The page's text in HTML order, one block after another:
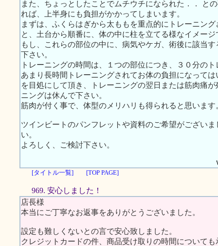
また、ちょっとしたことでムチウチになられた．． と
れば、上半身にも負担がかかってしまいます。
まずは、ふくらはぎから太ももを重点的にトレーニン
と、土台から順番に、体の中に柱を立てる様なイメー
もし、これらの部位の中に、病気やケガ、術後に該当
下さい。
トレーニングの時間は、１つの部位につき、３０分の
あまり長時間トレーニングされてお体の負担になって
を目処にして頂き、トレーニングの翌日または筋肉痛
ニングは休んで下さい。
筋肉が付く事で、体型のメリハリも得られると思います
ツインビートのパンフレットや資料のご希望がござい
い。
よろしく、ご検討下さい。
[タイトル一覧]
[TOP PAGE]
969. 安心しました！
店長様
本当にご丁寧なお返事をありがとうございました。
設定も難しくないとの言で安心致しました。
クレジットカードの件、商品受け取りの時間について